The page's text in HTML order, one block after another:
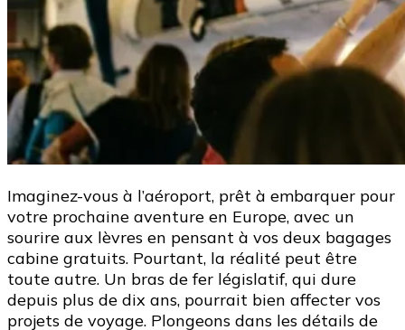
Imaginez-vous à l’aéroport, prêt à embarquer pour
votre prochaine aventure en Europe, avec un
sourire aux lèvres en pensant à vos deux bagages
cabine gratuits. Pourtant, la réalité peut être
toute autre. Un bras de fer législatif, qui dure
depuis plus de dix ans, pourrait bien affecter vos
projets de voyage. Plongeons dans les détails de